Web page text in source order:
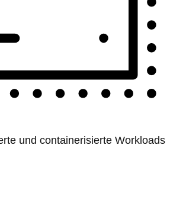
und containerisierte Workloads